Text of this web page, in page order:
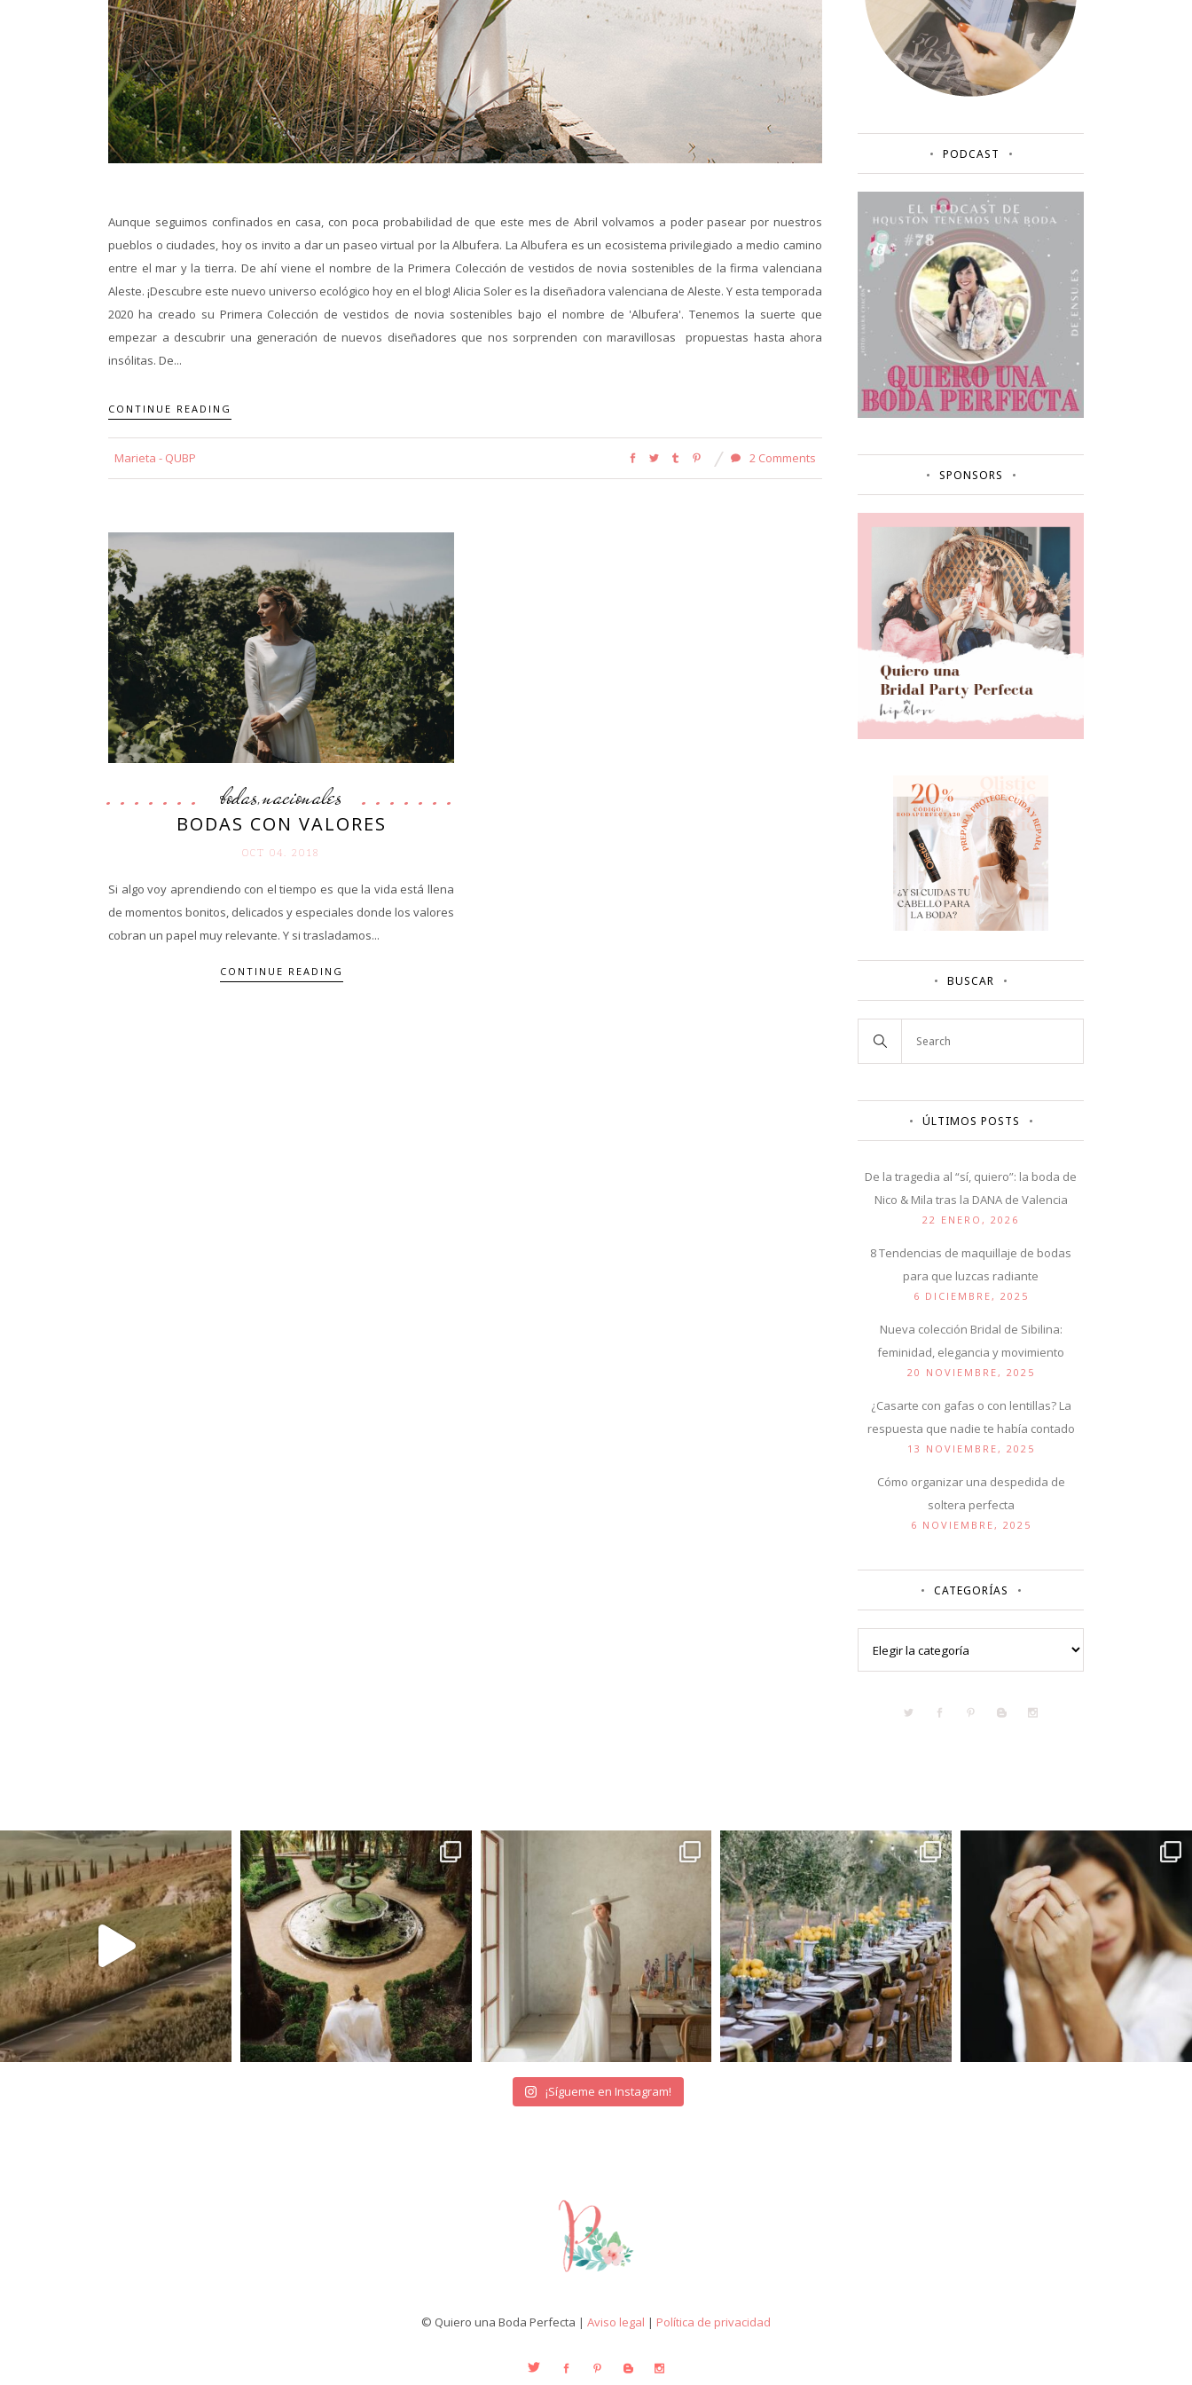
Aunque seguimos confinados en casa, con poca probabilidad de que este mes de Abril volvamos a poder pasear por nuestros
pueblos o ciudades, hoy os invito a dar un paseo virtual por la Albufera. La Albufera es un ecosistema privilegiado a medio camino
entre el mar y la tierra. De ahí viene el nombre de la Primera Colección de vestidos de novia sostenibles de la firma valenciana
Aleste. ¡Descubre este nuevo universo ecológico hoy en el blog! Alicia Soler es la diseñadora valenciana de Aleste. Y esta temporada
2020 ha creado su Primera Colección de vestidos de novia sostenibles bajo el nombre de 'Albufera'. Tenemos la suerte que
empezar a descubrir una generación de nuevos diseñadores que nos sorprenden con maravillosas propuestas hasta ahora
insólitas. De...
CONTINUE READING
Marieta - QUBP 2 Comments
bodas,nacionales
BODAS CON VALORES
OCT 04. 2018
Si algo voy aprendiendo con el tiempo es que la vida está llena
de momentos bonitos, delicados y especiales donde los valores
cobran un papel muy relevante. Y si trasladamos...
CONTINUE READING
PODCAST
SPONSORS
BUSCAR
ÚLTIMOS POSTS
De la tragedia al “sí, quiero”: la boda de
Nico & Mila tras la DANA de Valencia
22 ENERO, 2026
8 Tendencias de maquillaje de bodas
para que luzcas radiante
6 DICIEMBRE, 2025
Nueva colección Bridal de Sibilina:
feminidad, elegancia y movimiento
20 NOVIEMBRE, 2025
¿Casarte con gafas o con lentillas? La
respuesta que nadie te había contado
13 NOVIEMBRE, 2025
Cómo organizar una despedida de
soltera perfecta
6 NOVIEMBRE, 2025
CATEGORÍAS
¡Sígueme en Instagram!
© Quiero una Boda Perfecta | Aviso legal | Política de privacidad